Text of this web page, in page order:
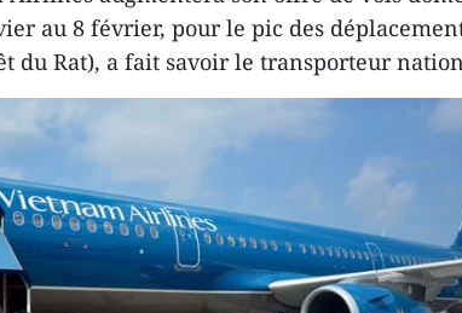
au 8 février, pour le pic des
du Rat), a fait savoir le transporteur